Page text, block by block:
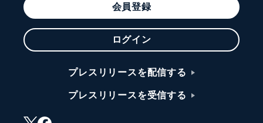
会員登録
ログイン
プレスリリースを配信する
プレスリリースを受信する